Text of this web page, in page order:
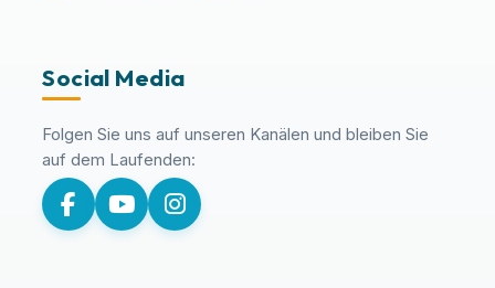
Social Media
Folgen Sie uns auf unseren Kanälen und bleiben Sie
auf dem Laufenden: